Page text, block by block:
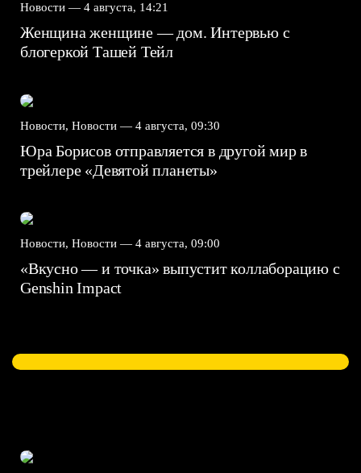
Новости — 4 августа, 14:21
Женщина женщине — дом. Интервью с
блогеркой Ташей Тейл
Новости, Новости — 4 августа, 09:30
Юра Борисов отправляется в другой мир в
трейлере «Девятой планеты»
Новости, Новости — 4 августа, 09:00
«Вкусно — и точка» выпустит коллаборацию с
Genshin Impact⁠⁠